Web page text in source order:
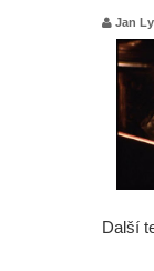
Jan
Další